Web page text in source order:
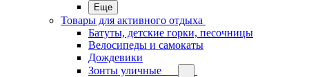
Еще
Товары для активного отдыха
Батуты, детские горки, песочницы
Велосипеды и самокаты
Дождевики
Зонты уличные